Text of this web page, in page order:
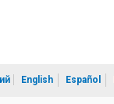
English Español